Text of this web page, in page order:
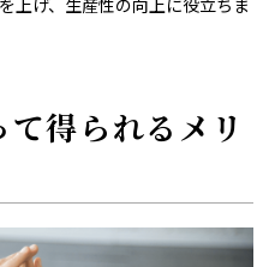
得られるメリ